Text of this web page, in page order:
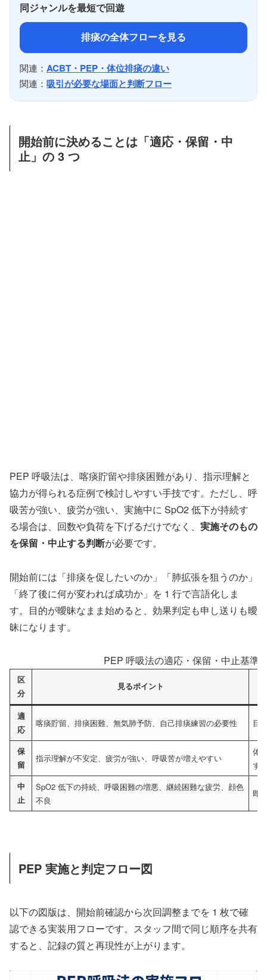
同ジャンルを最短で回遊
排痰の全体フローを見る
関連： ACBT・PEP・体位排痰の違い
関連： 吸引が必要な場面と判断フロー
開始前に決めることは「適応・保留・中
止」の 3 つ
PEP 呼吸法は、喀痰貯留や排痰困難があり、指示理解と
協力が得られる症例で検討しやすい手技です。ただし、呼
吸苦が強い、疲労が強い、実施中に SpO2 低下が持続す
る場合は、回数や負荷を下げるだけでなく、 実施そのもの
を保留・中止する判断が必要です。
開始前には「排痰を促したいのか」「肺拡張を狙うのか」
「終了後に何が変われば成功か」を 1 行で言語化しま
す。目的が曖昧なまま始めると、効果判定も申し送りも曖
昧になります。
PEP 呼吸法の適応・保留・中止基準
区
分
見るポイント
適
応
喀痰貯留、排痰困難、無気肺予防、自己排痰練習の必要性 目
保
留
指示理解が不安定、疲労が強い、呼吸苦が増えやすい
体
す
中
止
SpO2 低下の持続、呼吸困難の増悪、継続困難な疲労、顔色
不良
即
PEP 実施と判定フロー図
以下の図版は、開始前確認から次回調整までを 1 枚で確
認できる実装用フローです。スタッフ間で同じ順序を共有
すると、記録の質と再現性が上がります。